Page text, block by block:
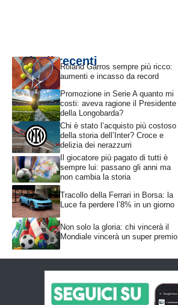
Articoli recentiRoland Garros sempre più ricco:
aumenti e incasso da record
Promozione in Serie A quanto mi
costi: aveva ragione il Presidente
della Longobarda?
Chi è stato l’acquisto più costoso
della storia dell’Inter? Croce e
delizia dei nerazzurri
Il giocatore più pagato di tutti è
sempre lui: passano gli anni ma
non cambia la storia
Tracollo della Ferrari in Borsa: la
Luce fa perdere l’8% in un giorno
Non solo la gloria: chi vincerà il
Mondiale vincerà un super premio